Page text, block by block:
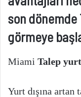
son dönemde
görmeye
Miami Talep yurt
Yurt dışına artan